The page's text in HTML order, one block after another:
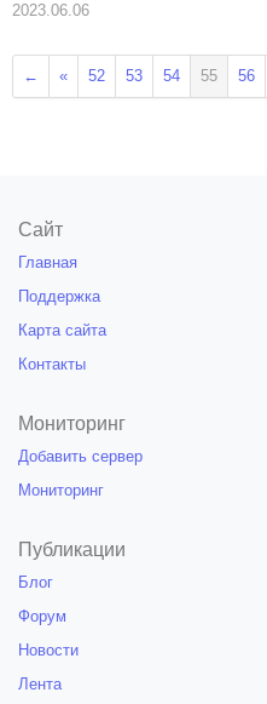
2023.06.06
← « 52 53 54 55 56
Сайт
Главная
Поддержка
Карта сайта
Контакты
Мониторинг
Добавить сервер
Мониторинг
Публикации
Блог
Форум
Новости
Лента